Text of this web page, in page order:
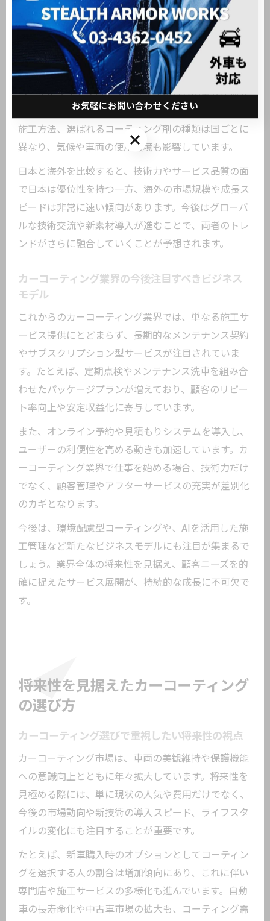
耐久性への要求が強いのが特徴です。コーティング業
界における施工店の専門性や、施工後のサポート体制
も充実しています。
一方、海外では大型車両や高級車を中心にセラミック
コーティングやプロテクションフィルムの需要が拡大
しており、DIY市場の成長も著しいです。市場規模や
施工方法、選ばれるコーティング剤の種類は国ごとに
異なり、気候や車両の使用環境も影響しています。
日本と海外を比較すると、技術力やサービス品質の面
で日本は優位性を持つ一方、海外の市場規模や成長ス
ピードは非常に速い傾向があります。今後はグローバ
ルな技術交流や新素材導入が進むことで、両者のトレ
ンドがさらに融合していくことが予想されます。
カーコーティング業界の今後注目すべきビジネス
モデル
これからのカーコーティング業界では、単なる施工サ
ービス提供にとどまらず、長期的なメンテナンス契約
やサブスクリプション型サービスが注目されていま
す。たとえば、定期点検やメンテナンス洗車を組み合
わせたパッケージプランが増えており、顧客のリピー
ト率向上や安定収益化に寄与しています。
また、オンライン予約や見積もりシステムを導入し、
ユーザーの利便性を高める動きも加速しています。カ
ーコーティング業界で仕事を始める場合、技術力だけ
でなく、顧客管理やアフターサービスの充実が差別化
のカギとなります。
今後は、環境配慮型コーティングや、AIを活用した施
工管理など新たなビジネスモデルにも注目が集まるで
しょう。業界全体の将来性を見据え、顧客ニーズを的
確に捉えたサービス展開が、持続的な成長に不可欠で
す。
将来性を見据えたカーコーティング
の選び方
カーコーティング選びで重視したい将来性の視点
カーコーティング市場は、車両の美観維持や保護機能
への意識向上とともに年々拡大しています。将来性を
見極める際には、単に現状の人気や費用だけでなく、
今後の市場動向や新技術の導入スピード、ライフスタ
イルの変化にも注目することが重要です。
たとえば、新車購入時のオプションとしてコーティン
グを選択する人の割合は増加傾向にあり、これに伴い
専門店や施工サービスの多様化も進んでいます。自動
車の長寿命化や中古車市場の拡大も、コーティング需
お気軽にお問い合わせください
お気軽にお問い合わせください